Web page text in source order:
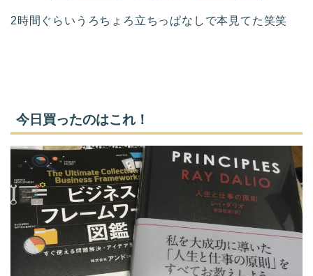
2時間ぐらいうろちょろ立ちっぱなしで本見てた笑笑
今日買ったのはこれ！